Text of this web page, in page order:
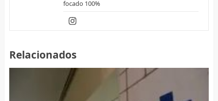
focado 100%
Relacionados